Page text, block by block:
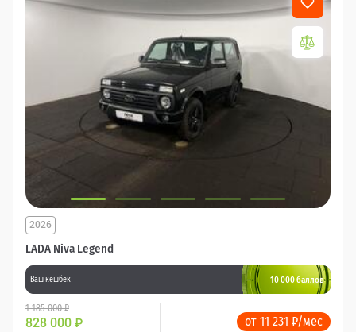
LADA Niva Legend
2026
Ваш кешбек 10 000 баллов
1 185 000 ₽
828 000 ₽ от 11 231 ₽/мес